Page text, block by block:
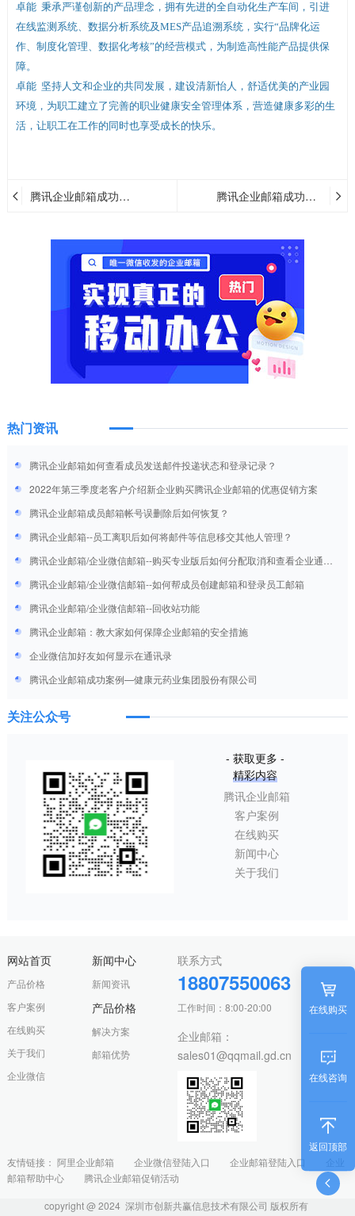
卓能 秉承严谨创新的产品理念，拥有先进的全自动化生产车间，引进
在线监测系统、数据分析系统及MES产品追溯系统，实行“品牌化运
作、制度化管理、数据化考核”的经营模式，为制造高性能产品提供保
障。
卓能 坚持人文和企业的共同发展，建设清新怡人，舒适优美的产业园
环境，为职工建立了完善的职业健康安全管理体系，营造健康多彩的生
活，让职工在工作的同时也享受成长的快乐。
腾讯企业邮箱成功案
装股份有限公司
腾讯企业邮箱成功案
股份有限公司
热门资讯
腾讯企业邮箱如何查看成员发送邮件投递状态和登录记录？
2022年第三季度老客户介绍新企业购买腾讯企业邮箱的优惠促销方案
腾讯企业邮箱成员邮箱帐号误删除后如何恢复？
腾讯企业邮箱--员工离职后如何将邮件等信息移交其他人管理？
腾讯企业邮箱/企业微信邮箱--购买专业版后如何分配取消和查看企业通讯
录VIP账号
腾讯企业邮箱/企业微信邮箱--如何帮成员创建邮箱和登录员工邮箱
腾讯企业邮箱/企业微信邮箱--回收站功能
腾讯企业邮箱：教大家如何保障企业邮箱的安全措施
企业微信加好友如何显示在通讯录
腾讯企业邮箱成功案例—健康元药业集团股份有限公司
关注公众号
- 获取更多 -
精彩内容
腾讯企业邮箱
客户案例
在线购买
新闻中心
关于我们
网站首页
产品价格
客户案例
在线购买
关于我们
企业微信
新闻中心
新闻资讯
产品价格
解决方案
邮箱优势
联系方式
18807550063
工作时间：8:00-20:00
企业邮箱：
sales01@qqmail.gd.cn
友情链接： 阿里企业邮箱 企业微信登陆入口 企业邮箱登陆入口
邮箱帮助中心
腾讯企业邮箱促销活动
copyright @ 2024 深圳市创新共赢信息技术有限公司 版权所有
在线购买
在线咨询
返回顶部